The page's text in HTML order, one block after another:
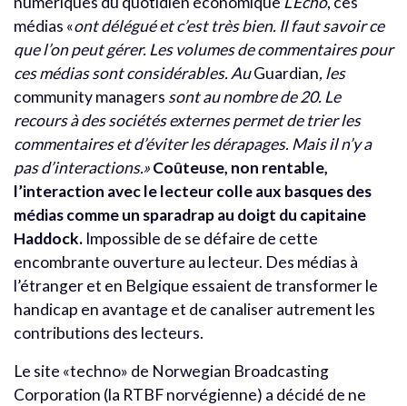
médias «ont délégué et c’est très bien. Il faut savoir ce
que l’on peut gérer. Les volumes de commentaires pour
ces médias sont considérables. AuGuardian, les
community managers sont au nombre de 20. Le
recours à des sociétés externes permet de trier les
commentaires et d’éviter les dérapages. Mais il n’y a
pas d’interactions.»Coûteuse, non rentable,
l’interaction avec le lecteur colle aux basques des
médias comme un sparadrap au doigt du capitaine
Haddock. Impossible de se défaire de cette
encombrante ouverture au lecteur. Des médias à
l’étranger et en Belgique essaient de transformer le
handicap en avantage et de canaliser autrement les
contributions des lecteurs.
Le site «techno» de Norwegian Broadcasting
Corporation (la RTBF norvégienne) a décidé de ne